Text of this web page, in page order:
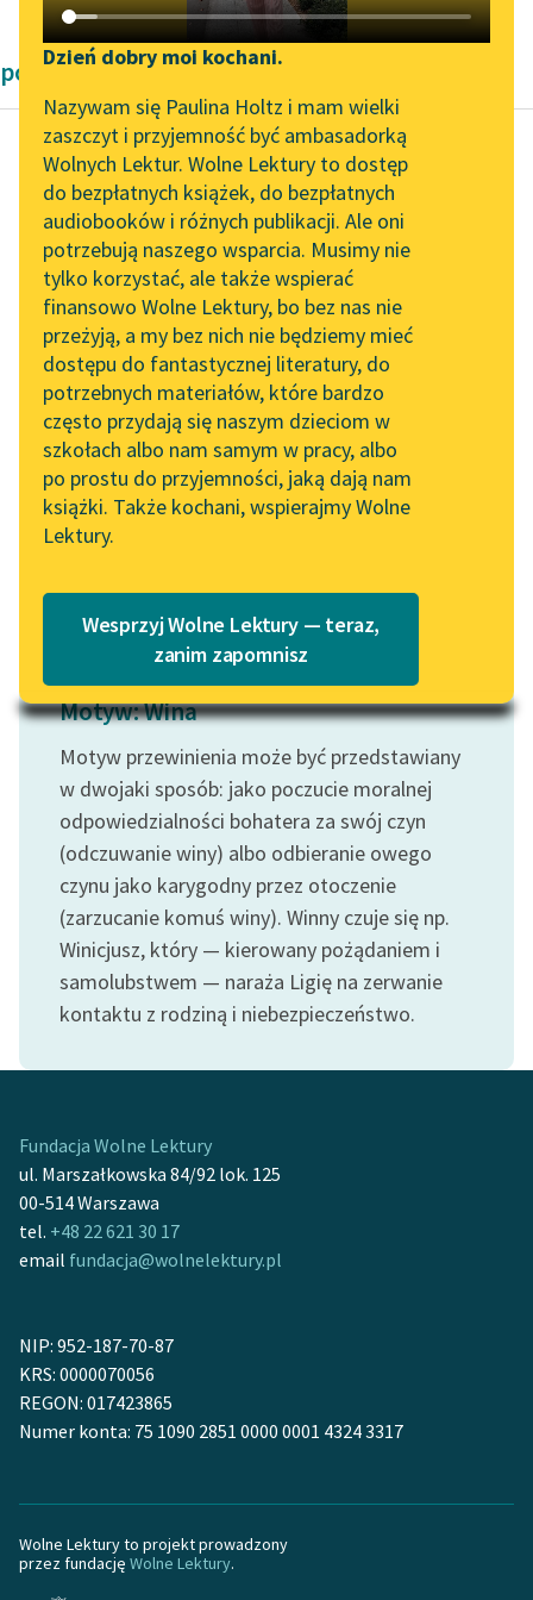
Katalog DAISY
Podkasty o książkach
Zgłoś brak utworu
Aktualności
„Prokurator Alicja Horn”
do słuchania
Byliśmy częścią AI Impact
Lab
Zapraszamy na spotkanie
online z tłumaczkami
literatury skandynawskiej
Spotkanie z Katarzyną
Tunkiel w Oslo
102. lata temu zmarł
Joseph Conrad
Lektury szkolne i klasyka
literatury do słuchania dla
uczennic i uczniów z
E-kolekcja lektur
szkolnych i literatury do
słuchania dla uczennic i
uczniów z
niepełnosprawnościami
Feministyczne inspiracje.
Popularyzacja
skandynawskiej literatury
twórców przechodzących
do domeny publicznej,
lektur szkolnych oraz
Starego Testamentu
Szkoła Poezji Wolnych
Lektur
Narzędzia
Mapa Wolnych Lektur
Leśmianator
Przewodnik dla piszących i
czytających
API
OAI-PMH
Widget Wolnych Lektur
Przypisy
Katalog w formacie PDF
O nas
Zespół
Dzień dobry moi kochani.
Nazywam się Paulina Holtz i mam wielki
zaszczyt i przyjemność być ambasadorką
Wolnych Lektur. Wolne Lektury to dostęp
do bezpłatnych książek, do bezpłatnych
audiobooków i różnych publikacji. Ale oni
potrzebują naszego wsparcia. Musimy nie
tylko korzystać, ale także wspierać
finansowo Wolne Lektury, bo bez nas nie
przeżyją, a my bez nich nie będziemy mieć
dostępu do fantastycznej literatury, do
potrzebnych materiałów, które bardzo
często przydają się naszym dzieciom w
szkołach albo nam samym w pracy, albo
po prostu do przyjemności, jaką dają nam
książki. Także kochani, wspierajmy Wolne
Lektury.
Wesprzyj Wolne Lektury — teraz,
zanim zapomnisz
powieści Andrzeja Kijowskiego
Andrzej Kijowski
Dziecko przez
ptaka przyniesione
„Jaką rolę w zajściach
odegrał osobnik
tajemniczy, który…”.
Tajemniczy osobnik…
Zły duch, mąciciel
czystej wody...
Motyw: Wina
Motyw przewinienia może być przedstawiany
w dwojaki sposób: jako poczucie moralnej
odpowiedzialności bohatera za swój czyn
(odczuwanie winy) albo odbieranie owego
czynu jako karygodny przez otoczenie
(zarzucanie komuś winy). Winny czuje się np.
Winicjusz, który — kierowany pożądaniem i
samolubstwem — naraża Ligię na zerwanie
kontaktu z rodziną i niebezpieczeństwo.
Fundacja Wolne Lektury
ul. Marszałkowska 84/92 lok. 125
00-514 Warszawa
tel. +48 22 621 30 17
email fundacja@wolnelektury.pl
NIP: 952-187-70-87
KRS: 0000070056
REGON: 017423865
Numer konta: 75 1090 2851 0000 0001 4324 3317
Wolne Lektury to projekt prowadzony
przez fundację Wolne Lektury.